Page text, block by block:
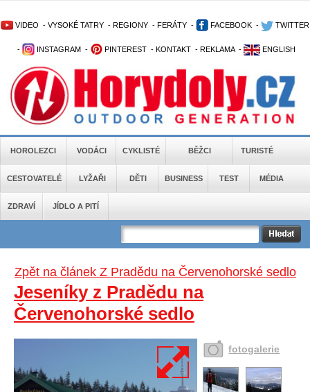
VIDEO - VYSOKÉ TATRY - REGIONY - FERÁTY - FACEBOOK - TWITTER
- INSTAGRAM - PINTEREST - KONTAKT - REKLAMA - ENGLISH
HOROLEZCI VODÁCI CYKLISTÉ BĚŽCI TURISTÉ
CESTOVATELÉ LYŽAŘI DĚTI BUSINESS TEST MÉDIA
ZDRAVÍ JÍDLO A PITÍ
Zpět na článek Z Pradědu na Červenohorské sedlo
Jeseníky z Pradědu na
Červenohorské sedlo
fotogalerie